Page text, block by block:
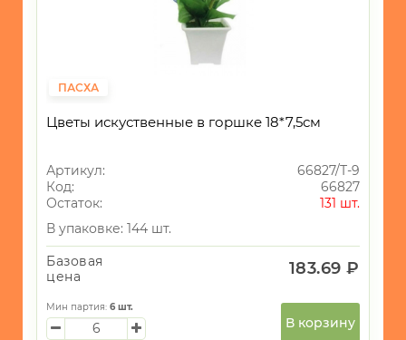
ПАСХА
Цветы искуственные в горшке 18*7,5см
Артикул:
66827/Т-9
Код:
66827
Остаток:
131 шт.
В упаковке: 144 шт.
Базовая
цена
183.69 ₽
Мин партия: 6 шт.
В корзину